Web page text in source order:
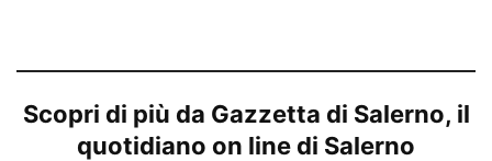
Scopri di più da Gazzetta di Salerno, il
quotidiano on line di Salerno